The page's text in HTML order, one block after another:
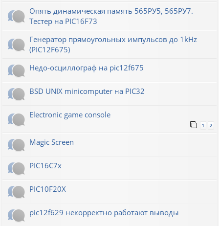
Опять динамическая память 565РУ5, 565РУ7.
Тестер на PIC16F73
Генератор прямоугольных импульсов до 1kHz
(PIC12F675)
Недо-осциллограф на pic12f675
BSD UNIX minicomputer на PIC32
Electronic game console
1 2
Magic Screen
PIC16C7x
PIC10F20Х
pic12f629 некорректно работают выводы